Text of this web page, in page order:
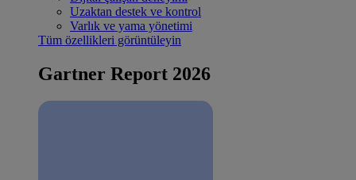
Uzaktan destek ve kontrol
Varlık ve yama yönetimi
Tüm özellikleri görüntüleyin
Gartner Report 2026